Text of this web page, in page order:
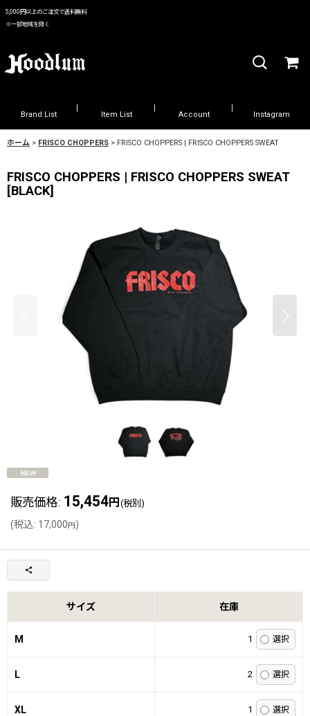
5,000円以上のご注文で送料無料
※一部地域を除く
Brand List Item List Account Instagram
ホーム > FRISCO CHOPPERS > FRISCO CHOPPERS | FRISCO CHOPPERS SWEAT
FRISCO CHOPPERS | FRISCO CHOPPERS SWEAT
[BLACK]
販売価格: 15,454円 (税別)
(税込: 17,000円)
サイズ 在庫
M 1
L 2
XL 1